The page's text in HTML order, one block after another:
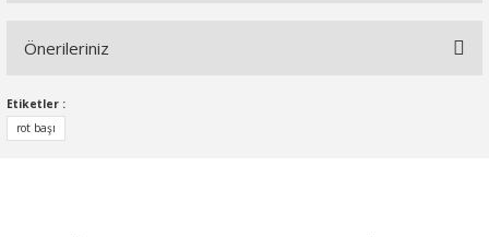
Önerileriniz
Bu ürünün fiyat bilgisi, resim, ürün açıklamalarında ve diğer
konularda yetersiz gördüğünüz noktaları öneri formunu
kullanarak tarafımıza iletebilirsiniz.
Etiketler :
rot başı